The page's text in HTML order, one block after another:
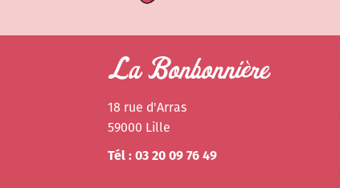
La Bonbonnière
18 rue d'Arras
59000 Lille
Tél : 03 20 09 76 49